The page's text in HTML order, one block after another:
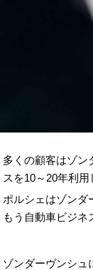
多くの顧客はゾン
スを10～20年利
ポルシェはゾンダ
もう自動車ビジネ
ゾンダーヴンシュ